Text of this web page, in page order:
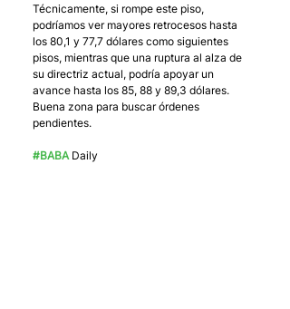
Técnicamente, si rompe este piso,
podríamos ver mayores retrocesos hasta
los 80,1 y 77,7 dólares como siguientes
pisos, mientras que una ruptura al alza de
su directriz actual, podría apoyar un
avance hasta los 85, 88 y 89,3 dólares.
Buena zona para buscar órdenes
pendientes.
#BABA Daily